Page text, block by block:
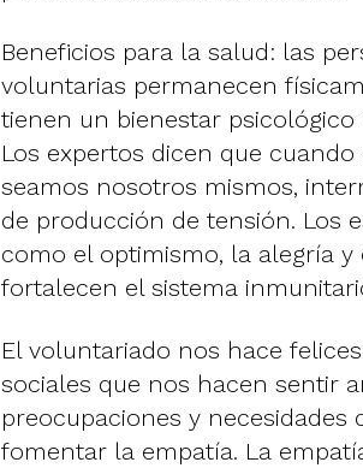
Beneficios para la salud: las
voluntarias permanecen
tienen un bienestar
Los expertos dicen que
seamos nosotros mismos,
de producción de tensión. Los
como el optimismo, la alegría
fortalecen el sistema
El voluntariado nos hace
sociales que nos hacen sentir
preocupaciones y
fomentar la empatía. La